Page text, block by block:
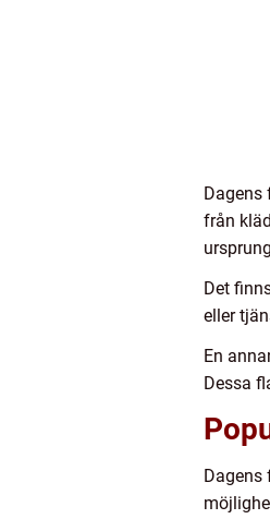
Dagens
från
Det
eller
En
Dessa